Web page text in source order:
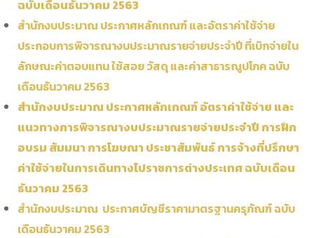
ฉบับเดือนธันวาคม 2563
สำนักงบประมาณ ประกาศหลักเกณฑ์ และอัตราค่าใช้จ่าย
ประกอบการพิจารณางบประมาณรายจ่ายประจำปี ที่เบิกจ่ายใน
ลักษณะค่าตอบแทน ใช้สอย วัสดุ และค่าสาธารณูปโภค ฉบับ
เดือนธันวาคม 2563
สำนักงบประมาณ ประกาศหลักเกณฑ์ อัตราค่าใช้จ่าย และ
แนวทางการพิจารณางบประมาณรายจ่ายประจำปี การฝึก
อบรม สัมมนา การโฆษณา ประชาสัมพันธ์ การจ้างที่ปรึกษา
ค่าใช้จ่ายในการเดินทางไปราชการต่างประเทศ ฉบับเดือน
ธันวาคม 2563
สำนักงบประมาณ ประกาศบัญชีราคามาตรฐานครุภัณฑ์ ฉบับ
เดือนธันวาคม 2563